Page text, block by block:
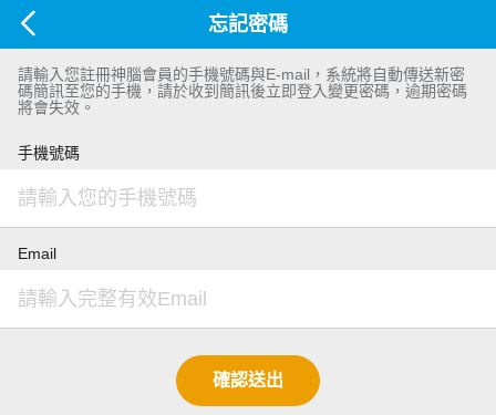
忘記密碼
請輸入您註冊神腦會員的手機號碼與E-mail，系統將自動傳送新密
碼簡訊至您的手機，請於收到簡訊後立即登入變更密碼，逾期密碼
將會失效。
手機號碼
Email
確認送出